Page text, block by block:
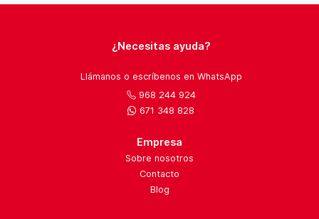
¿Necesitas ayuda?
Llámanos o escríbenos en WhatsApp
968 244 924
671 348 828
Empresa
Sobre nosotros
Contacto
Blog